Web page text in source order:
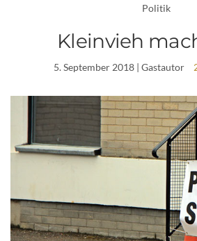
Politik
Kleinvieh
5. September 2018 | Gastautor